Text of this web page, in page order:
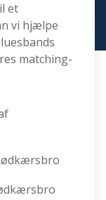
et
vi hjælpe
matching-